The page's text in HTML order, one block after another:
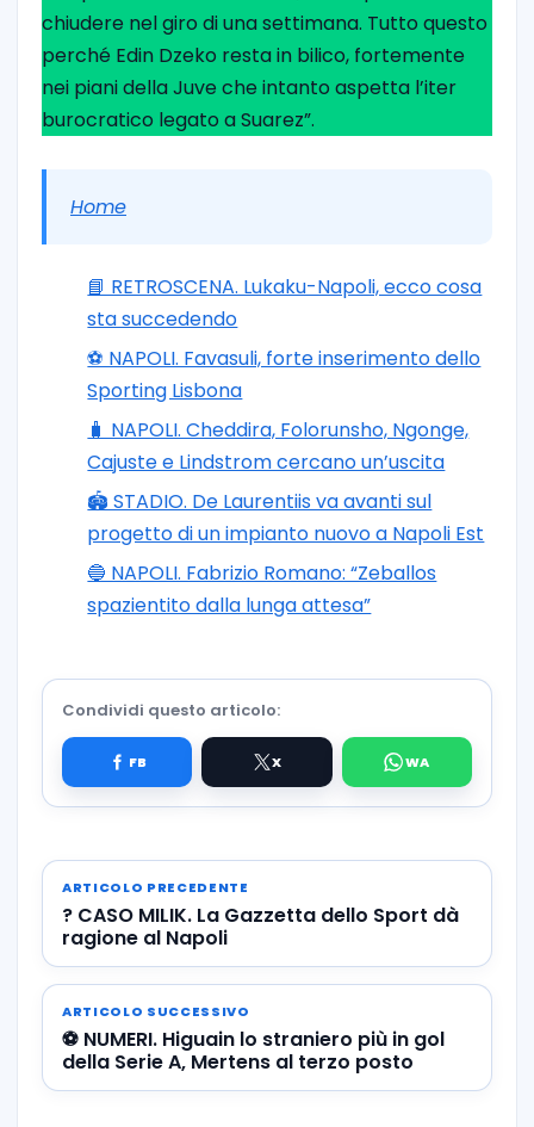
chiudere nel giro di una settimana. Tutto questo
perché Edin Dzeko resta in bilico, fortemente
nei piani della Juve che intanto aspetta l’iter
burocratico legato a Suarez”.
Home
📘 RETROSCENA. Lukaku-Napoli, ecco cosa
sta succedendo
⚽️ NAPOLI. Favasuli, forte inserimento dello
Sporting Lisbona
🧳 NAPOLI. Cheddira, Folorunsho, Ngonge,
Cajuste e Lindstrom cercano un’uscita
🏟️ STADIO. De Laurentiis va avanti sul
progetto di un impianto nuovo a Napoli Est
🔵 NAPOLI. Fabrizio Romano: “Zeballos
spazientito dalla lunga attesa”
Condividi questo articolo:
ARTICOLO PRECEDENTE
? CASO MILIK. La Gazzetta dello Sport dà
ragione al Napoli
ARTICOLO SUCCESSIVO
⚽️ NUMERI. Higuain lo straniero più in gol
della Serie A, Mertens al terzo posto